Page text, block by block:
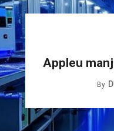
Appleu
By